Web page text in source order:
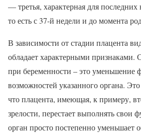
— третья, характерная для последних
то есть с 37-й недели и до момента
В зависимости от стадии плацента
обладает характерными признаками.
при беременности – это уменьшение
возможностей указанного органа. Это
что плацента, имеющая, к примеру,
зрелости, перестает выполнять
орган просто постепенно уменьшает